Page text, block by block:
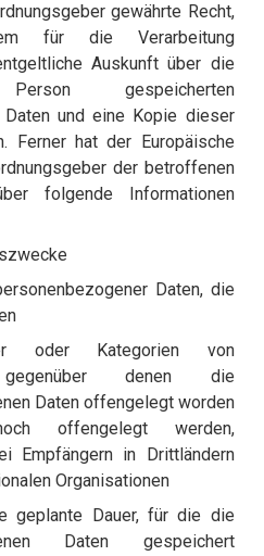
gewährte Recht,
für die Verarbeitung
Auskunft über die
gespeicherten
Daten und eine Kopie dieser
Ferner hat der Europäische
der betroffenen
folgende Informationen
Daten, die
oder Kategorien von
gegenüber denen die
Daten offengelegt worden
offengelegt werden,
Empfängern in Drittländern
Organisationen
geplante Dauer, für die die
Daten gespeichert